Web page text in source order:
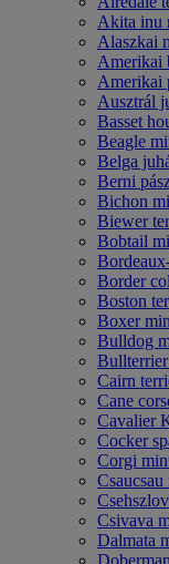
Akita inu
Alaszkai
Amerikai
Amerikai
Ausztrál
Basset
Beagle
Belga
Berni
Bichon
Biewer
Bobtail
Border
Boston
Boxer
Bulldog
Cairn
Cane
Cavalier
Cocker
Corgi
Csivava
Dalmata